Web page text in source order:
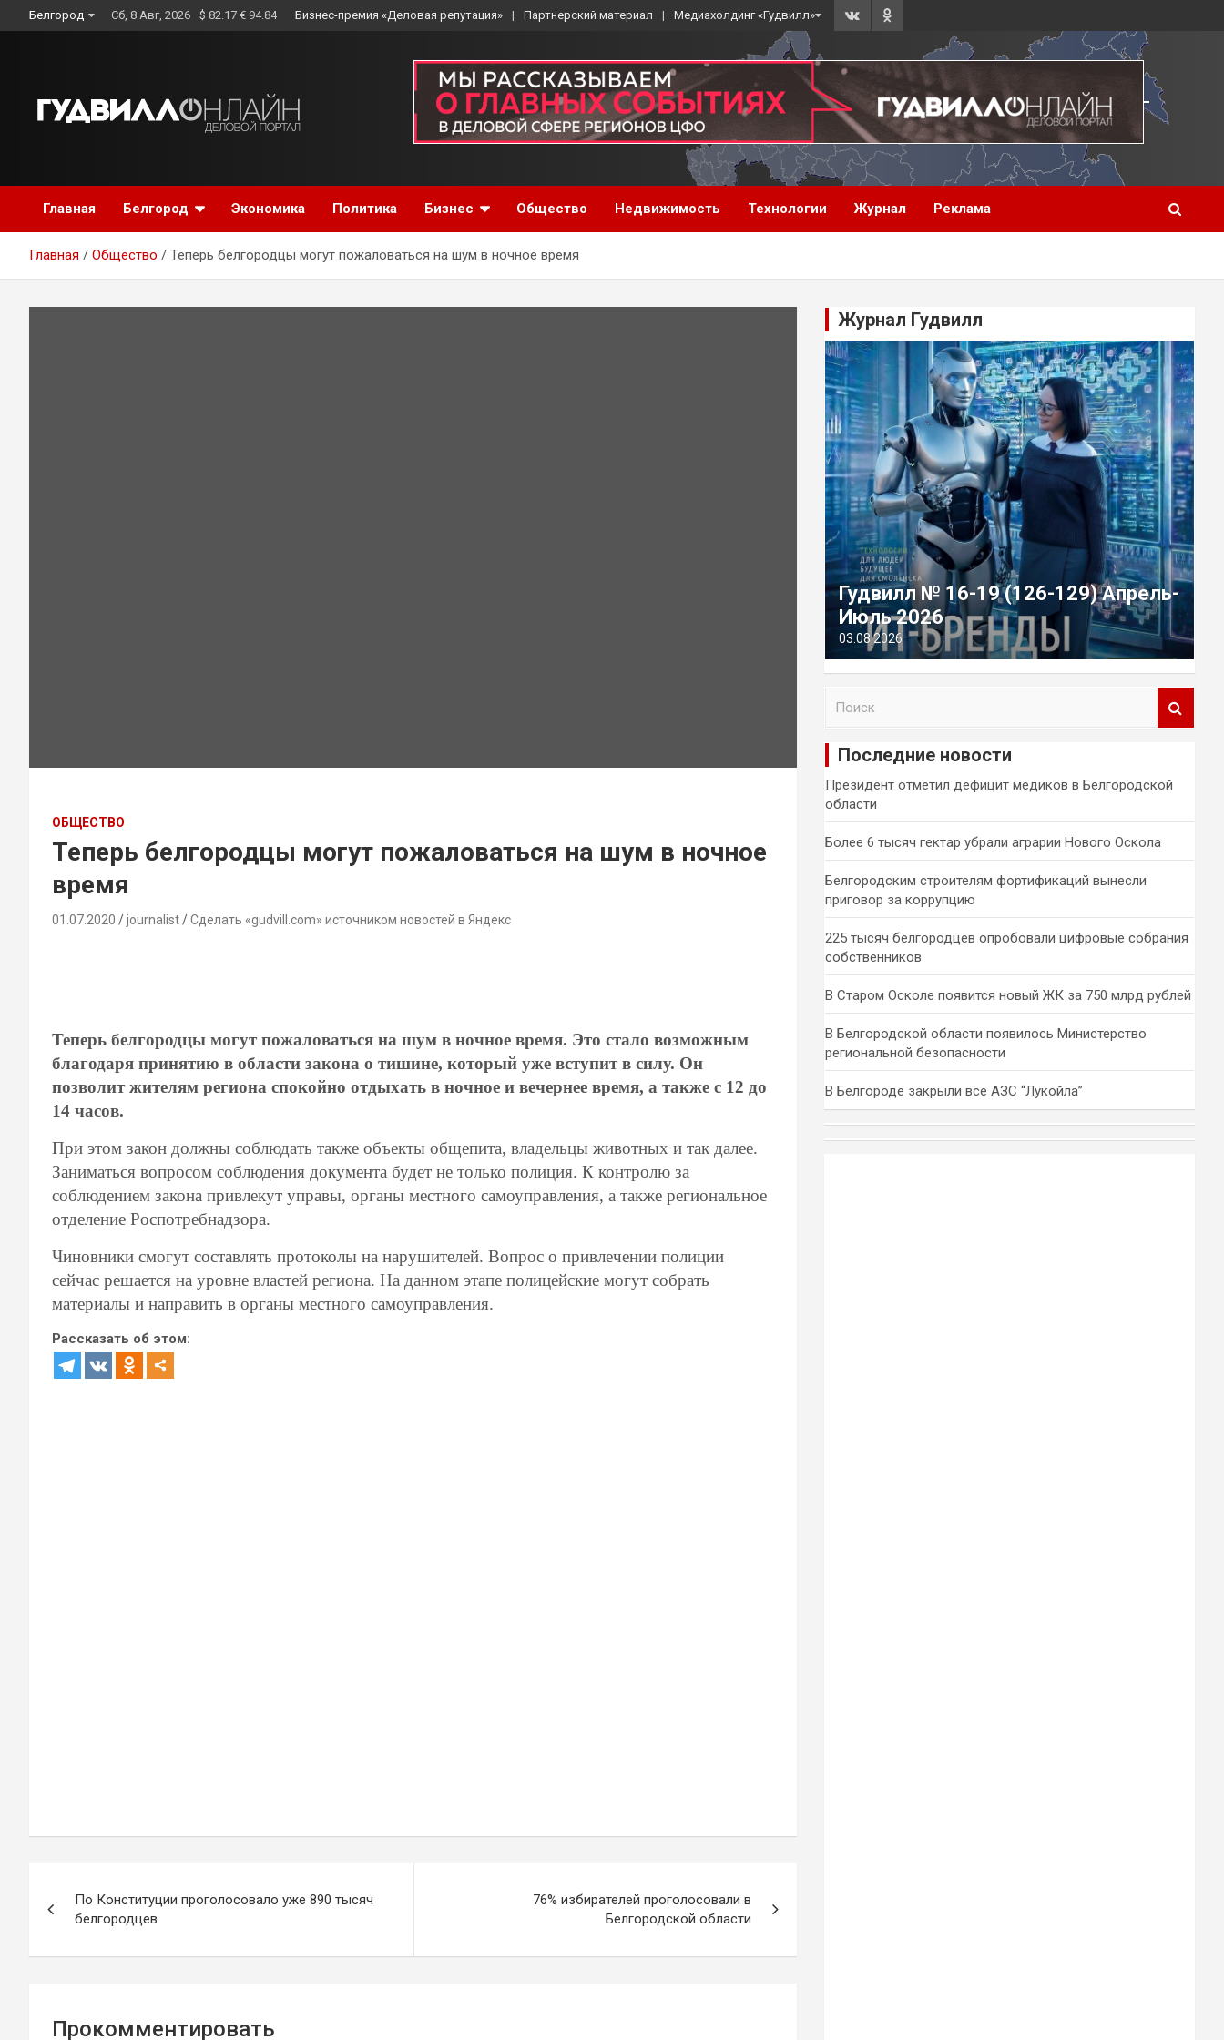
to
Белгород Сб, 8 Авг, 2026 $ 82.17 € 94.84 Бизнес-премия «Деловая репутация» Партнерский материал Медиахолдинг «Гудвилл»
Главная Белгород Экономика Политика Бизнес Общество Недвижимость Технологии Журнал Реклама
Главная Общество Теперь белгородцы могут пожаловаться на шум в ночное время
ОБЩЕСТВО
Теперь белгородцы могут пожаловаться на шум в ночное
время
01.07.2020 journalist Сделать «gudvill.com» источником новостей в Яндекс
Теперь белгородцы могут пожаловаться на шум в ночное время. Это стало возможным
благодаря принятию в области закона о тишине, который уже вступит в силу. Он
позволит жителям региона спокойно отдыхать в ночное и вечернее время, а также с 12 до
14 часов.
При этом закон должны соблюдать также объекты общепита, владельцы животных и так далее.
Заниматься вопросом соблюдения документа будет не только полиция. К контролю за
соблюдением закона привлекут управы, органы местного самоуправления, а также региональное
отделение Роспотребнадзора.
Чиновники смогут составлять протоколы на нарушителей. Вопрос о привлечении полиции
сейчас решается на уровне властей региона. На данном этапе полицейские могут собрать
материалы и направить в органы местного самоуправления.
Рассказать об этом:
по
записям
По Конституции проголосовало уже 890 тысяч
белгородцев
76% избирателей проголосовали в
Белгородской области
Прокомментировать
Журнал Гудвилл
Гудвилл № 16-19 (126-129) Апрель-
Июль 2026
03.08.2026
и
Последние новости
Президент отметил дефицит медиков в Белгородской
области
Более 6 тысяч гектар убрали аграрии Нового Оскола
Белгородским строителям фортификаций вынесли
приговор за коррупцию
225 тысяч белгородцев опробовали цифровые собрания
собственников
В Старом Осколе появится новый ЖК за 750 млрд рублей
В Белгородской области появилось Министерство
региональной безопасности
В Белгороде закрыли все АЗС “Лукойла”